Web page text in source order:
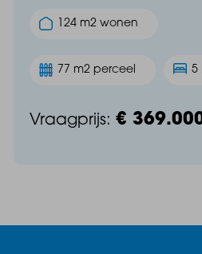
124 m2 wonen
77 m2 perceel 5
Vraagprijs: €